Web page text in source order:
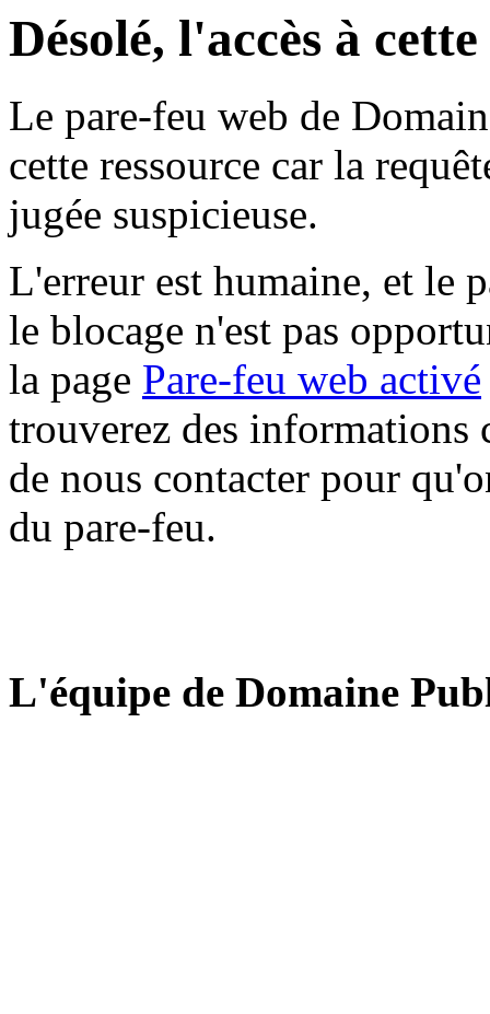
Désolé, l'accès à
Le pare-feu web de
cette ressource car la
jugée suspicieuse.
L'erreur est humaine, et le
le blocage n'est pas
la page Pare-feu web activé
trouverez des informations
de nous contacter pour
du pare-feu.
L'équipe de Domaine